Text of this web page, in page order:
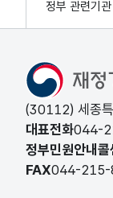
정부 관련기
(30112) 세종
대표전화044-
정부민원안내콜
FAX044-215-